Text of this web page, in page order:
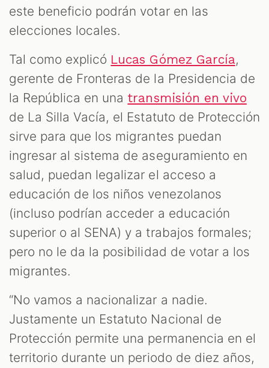
este beneficio podrán votar en las
elecciones locales.
Tal como explicó Lucas Gómez García,
gerente de Fronteras de la Presidencia de
la República en una transmisión en vivo
de La Silla Vacía, el Estatuto de Protección
sirve para que los migrantes puedan
ingresar al sistema de aseguramiento en
salud, puedan legalizar el acceso a
educación de los niños venezolanos
(incluso podrían acceder a educación
superior o al SENA) y a trabajos formales;
pero no le da la posibilidad de votar a los
migrantes.
“No vamos a nacionalizar a nadie.
Justamente un Estatuto Nacional de
Protección permite una permanencia en el
territorio durante un periodo de diez años,